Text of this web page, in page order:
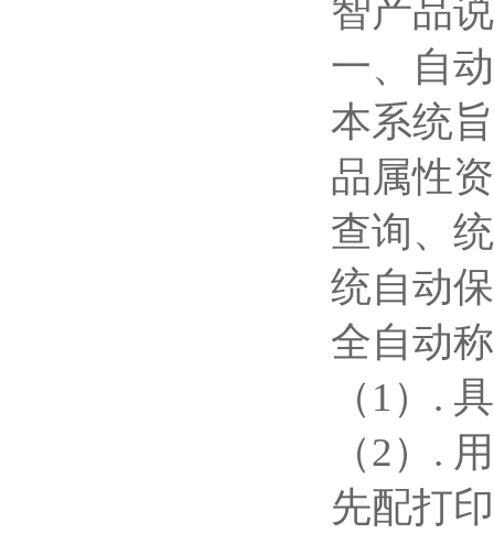
智产品
一、自
本系统
品属性
查询、
统自动
全自动
（1）.
（2）.
先配打